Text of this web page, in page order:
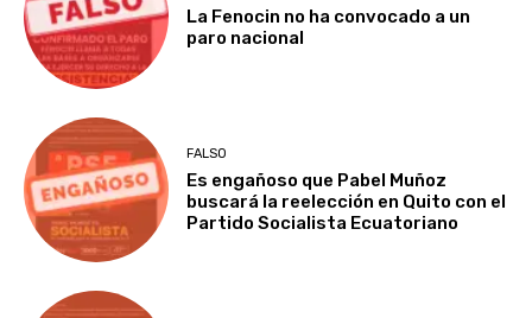
La Fenocin no ha convocado a un
paro nacional
FALSO
Es engañoso que Pabel Muñoz
buscará la reelección en Quito con el
Partido Socialista Ecuatoriano